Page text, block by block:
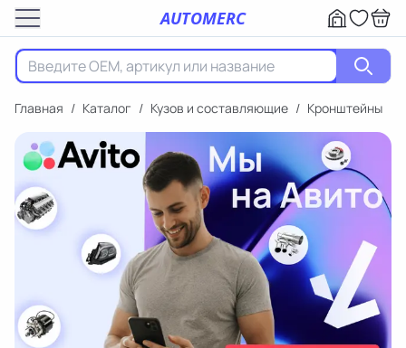
AUTOMERC
Главная / Каталог / Кузов и составляющие / Кронштейны